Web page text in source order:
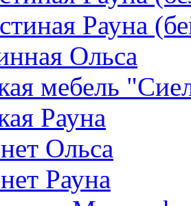
Рауна
Ольса
мебель
Рауна
Ольса
Рауна